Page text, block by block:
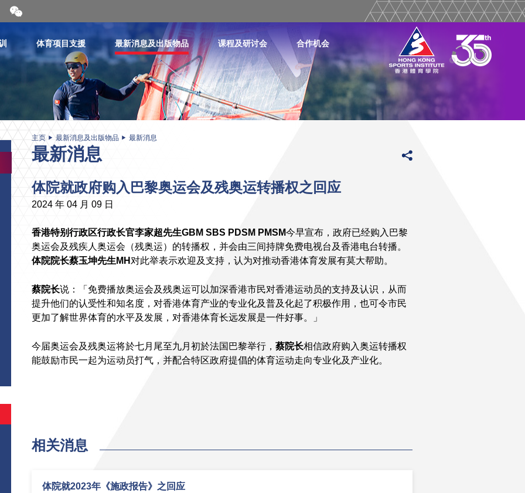
开
合
维
体育项目支援 最新消息及出版物品 课程及研讨会 合作机会
主页 最新消息及出版物品 最新消息
最新消息
体院就政府购入巴黎奥运会及残奥运转播权之回应
2024 年 04 月 09 日
香港特别行政区行政长官李家超先生GBM SBS PDSM PMSM今早宣布，政府已经购入巴黎
奥运会及残疾人奥运会（残奥运）的转播权，并会由三间持牌免费电视台及香港电台转播。
体院院长蔡玉坤先生MH对此举表示欢迎及支持，认为对推动香港体育发展有莫大帮助。
蔡院长说：「免费播放奥运会及残奥运可以加深香港市民对香港运动员的支持及认识，从而
提升他们的认受性和知名度，对香港体育产业的专业化及普及化起了积极作用，也可令市民
更加了解世界体育的水平及发展，对香港体育长远发展是一件好事。」
今届奥运会及残奥运将於七月尾至九月初於法国巴黎举行， 蔡院长相信政府购入奥运转播权
能鼓励市民一起为运动员打气，并配合特区政府提倡的体育运动走向专业化及产业化。
相关消息
体院就2023年《施政报告》之回应